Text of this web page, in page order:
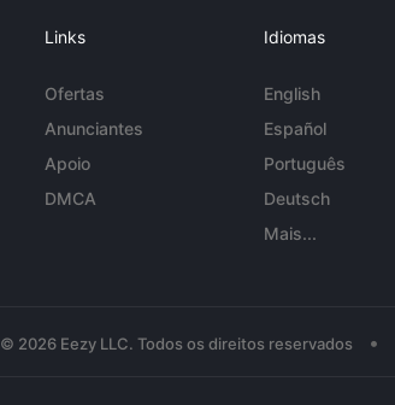
Links
Ofertas
Anunciantes
Apoio
DMCA
Idiomas
English
Español
Português
Deutsch
Mais...
© 2026 Eezy LLC. Todos os direitos reservados •